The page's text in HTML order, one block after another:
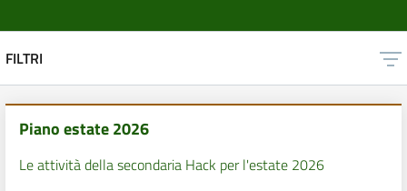
FILTRI
Piano estate 2026
Le attività della secondaria Hack per l'estate 2026